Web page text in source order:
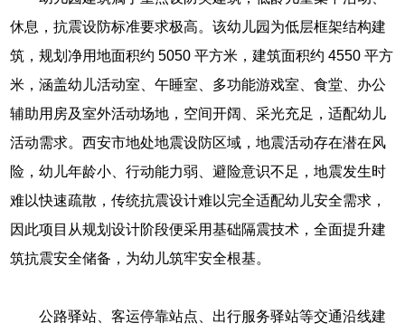
休息，抗震设防标准要求极高。该幼儿园为低层框架结构建
筑，规划净用地面积约 5050 平方米，建筑面积约 4550 平方
米，涵盖幼儿活动室、午睡室、多功能游戏室、食堂、办公
辅助用房及室外活动场地，空间开阔、采光充足，适配幼儿
活动需求。西安市地处地震设防区域，地震活动存在潜在风
险，幼儿年龄小、行动能力弱、避险意识不足，地震发生时
难以快速疏散，传统抗震设计难以完全适配幼儿安全需求，
因此项目从规划设计阶段便采用基础隔震技术，全面提升建
筑抗震安全储备，为幼儿筑牢安全根基。
公路驿站、客运停靠站点、出行服务驿站等交通沿线建